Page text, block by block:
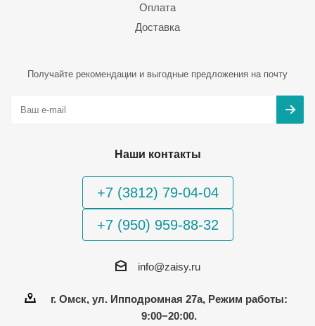
Оплата
Доставка
Получайте рекомендации и выгодные предложения на почту
Наши контакты
+7 (3812) 79-04-04
+7 (950) 959-88-32
info@zaisy.ru
г. Омск, ул. Ипподромная 27а, Режим работы:
9:00−20:00.